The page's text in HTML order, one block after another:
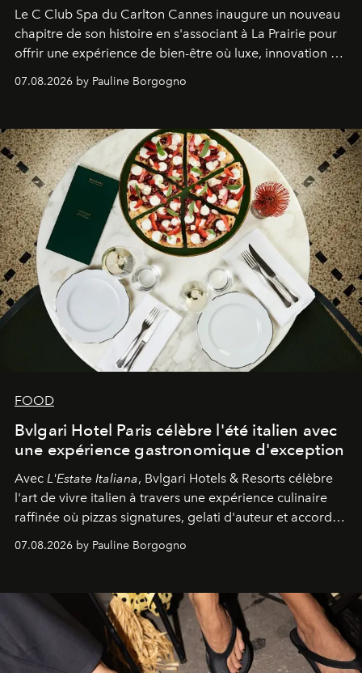
Le C Club Spa du Carlton Cannes inaugure un nouveau
chapitre de son histoire en s'associant à La Prairie pour
offrir une expérience de bien-être où luxe, innovation et
expertise se rencontrent.
07.08.2026 by Pauline Borgogno
FOOD
Bvlgari Hotel Paris célèbre l'été italien avec
une expérience gastronomique d'exception
Avec L'Estate Italiana, Bvlgari Hotels & Resorts célèbre
l'art de vivre italien à travers une expérience culinaire
raffinée où pizzas signatures, gelati d'auteur et accords
d'exception composent un véritable voyage sensoriel.
07.08.2026 by Pauline Borgogno